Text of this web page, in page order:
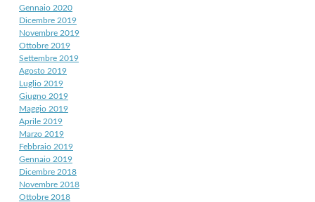
Gennaio 2020
Dicembre 2019
Novembre 2019
Ottobre 2019
Settembre 2019
Agosto 2019
Luglio 2019
Giugno 2019
Maggio 2019
Aprile 2019
Marzo 2019
Febbraio 2019
Gennaio 2019
Dicembre 2018
Novembre 2018
Ottobre 2018